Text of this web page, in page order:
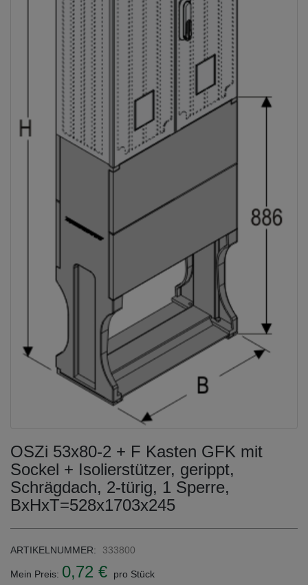
OSZi 53x80-2 + F Kasten GFK mit
Sockel + Isolierstützer, gerippt,
Schrägdach, 2-türig, 1 Sperre,
BxHxT=528x1703x245
ARTIKELNUMMER: 333800
Mein Preis: 0,72 € pro Stück